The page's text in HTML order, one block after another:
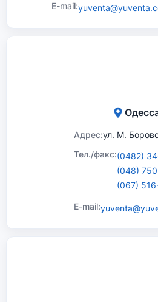
E-mail:
Адрес:ул. М.
Тел./факс:(0482)
(048)
(067)
E-mail: